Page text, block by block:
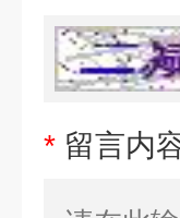
* 留言内